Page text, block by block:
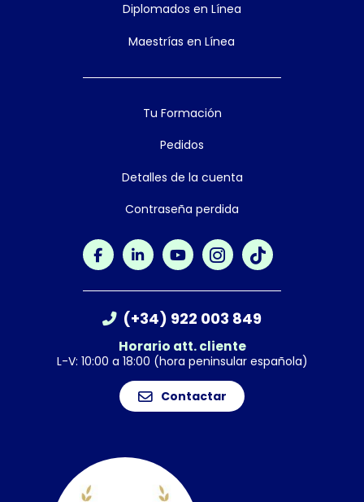
Diplomados en Línea
Maestrías en Línea
Tu Formación
Pedidos
Detalles de la cuenta
Contraseña perdida
(+34) 922 003 849
Horario att. cliente
L-V: 10:00 a 18:00 (hora peninsular española)
Contactar